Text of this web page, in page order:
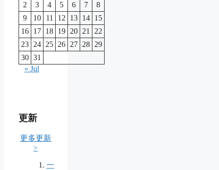
2
3 4 5 6 7
8
9
10 11 12 13 14 15
16 17 18 19 20 21
22
23 24 25 26 27 28 29
30 31
« Jul
更新
更多更新
>
一